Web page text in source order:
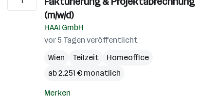
(m/w/d)
HAAI GmbH
vor 5 Tagen veröffentlicht
Wien
Teilzeit
Homeoffice
ab 2.251 € monatlich
Merken